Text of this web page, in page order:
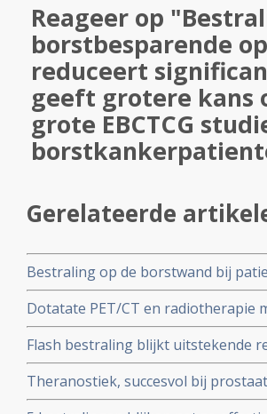
Reageer op
borstbesparende
reduceert
geeft grotere kans
grote EBCTCG
Gerelateerde
Bestraling op de borstwand bij
verschil in overleving op 10 jaar in
onnodig
Dotatate PET/CT en radiotherapie
op de somatostatine receptor type
borstkanker geeft uitstekende
Flash bestraling blijkt uitstekende
borstkanker, maar ook voor
Theranostiek, succesvol bij
behandeling voor borstkanker te